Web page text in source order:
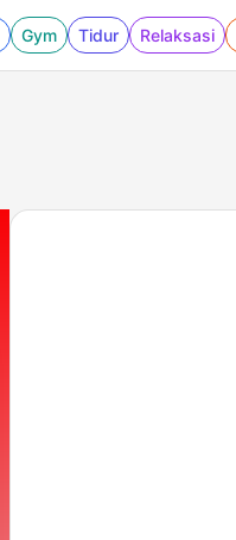
Gym Tidur Relaksasi